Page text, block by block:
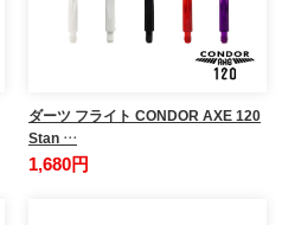
ダーツ フライト CONDOR AXE 120
Stan …
1,680円